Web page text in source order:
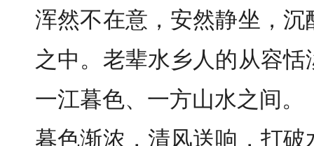
浑然不在意，安然静坐，
之中。老辈水乡人的从容
一江暮色、一方山水之间。
暮色渐浓，清风送响，打